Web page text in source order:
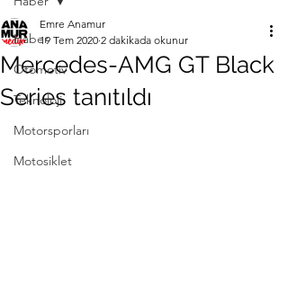
Haber
Otomotiv
Teknoloji
Motorsporları
Motosiklet
Mercedes-AMG GT Black
Series tanıtıldı
Emre Anamur
19 Tem 2020 2 dakikada okunur